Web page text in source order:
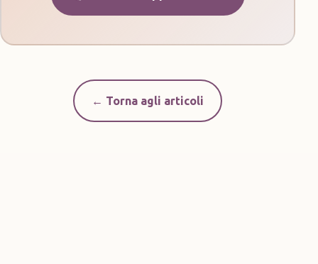
← Torna agli articoli